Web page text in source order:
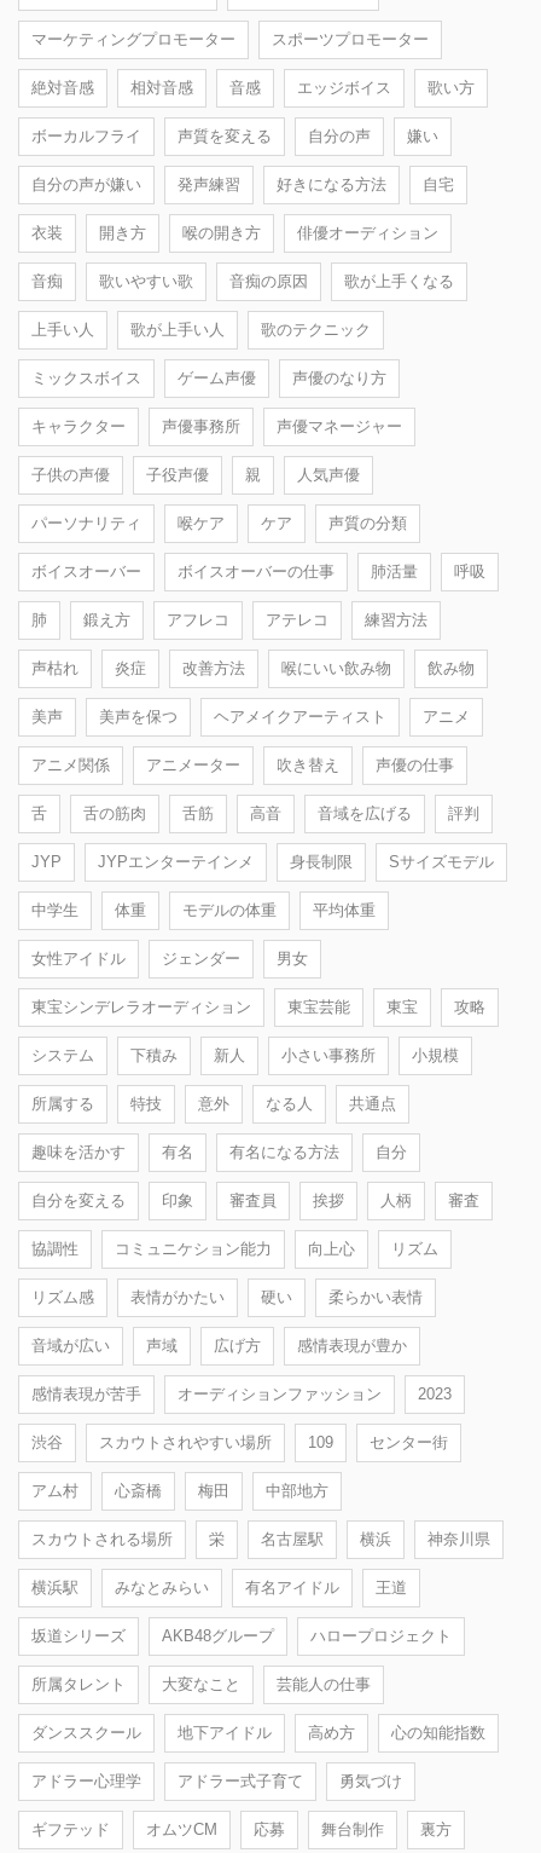
マーケティングプロモーター スポーツプロモーター
絶対音感 相対音感 音感 エッジボイス 歌い方
ボーカルフライ 声質を変える 自分の声 嫌い
自分の声が嫌い 発声練習 好きになる方法 自宅
衣装 開き方 喉の開き方 俳優オーディション
音痴 歌いやすい歌 音痴の原因 歌が上手くなる
上手い人 歌が上手い人 歌のテクニック
ミックスボイス ゲーム声優 声優のなり方
キャラクター 声優事務所 声優マネージャー
子供の声優 子役声優 親 人気声優
パーソナリティ 喉ケア ケア 声質の分類
ボイスオーバー ボイスオーバーの仕事 肺活量 呼吸
肺 鍛え方 アフレコ アテレコ 練習方法
声枯れ 炎症 改善方法 喉にいい飲み物 飲み物
美声 美声を保つ ヘアメイクアーティスト アニメ
アニメ関係 アニメーター 吹き替え 声優の仕事
舌 舌の筋肉 舌筋 高音 音域を広げる 評判
JYP JYPエンターテインメ 身長制限 Sサイズモデル
中学生 体重 モデルの体重 平均体重
女性アイドル ジェンダー 男女
東宝シンデレラオーディション 東宝芸能 東宝 攻略
システム 下積み 新人 小さい事務所 小規模
所属する 特技 意外 なる人 共通点
趣味を活かす 有名 有名になる方法 自分
自分を変える 印象 審査員 挨拶 人柄 審査
協調性 コミュニケション能力 向上心 リズム
リズム感 表情がかたい 硬い 柔らかい表情
音域が広い 声域 広げ方 感情表現が豊か
感情表現が苦手 オーディションファッション 2023
渋谷 スカウトされやすい場所 109 センター街
アム村 心斎橋 梅田 中部地方
スカウトされる場所 栄 名古屋駅 横浜 神奈川県
横浜駅 みなとみらい 有名アイドル 王道
坂道シリーズ AKB48グループ ハロープロジェクト
所属タレント 大変なこと 芸能人の仕事
ダンススクール 地下アイドル 高め方 心の知能指数
アドラー心理学 アドラー式子育て 勇気づけ
ギフテッド オムツCM 応募 舞台制作 裏方